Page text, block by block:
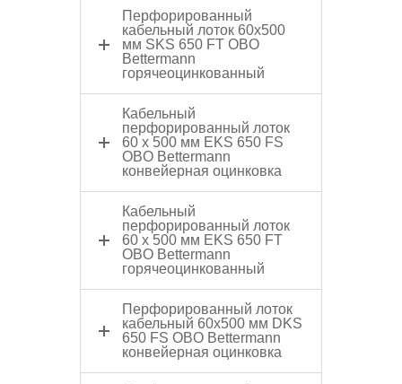
Перфорированный
кабельный лоток 60x500
мм SKS 650 FT OBO
Bettermann
горячеоцинкованный
Кабельный
перфорированный лоток
60 x 500 мм EKS 650 FS
OBO Bettermann
конвейерная оцинковка
Кабельный
перфорированный лоток
60 x 500 мм EKS 650 FT
OBO Bettermann
горячеоцинкованный
Перфорированный лоток
кабельный 60x500 мм DKS
650 FS OBO Bettermann
конвейерная оцинковка